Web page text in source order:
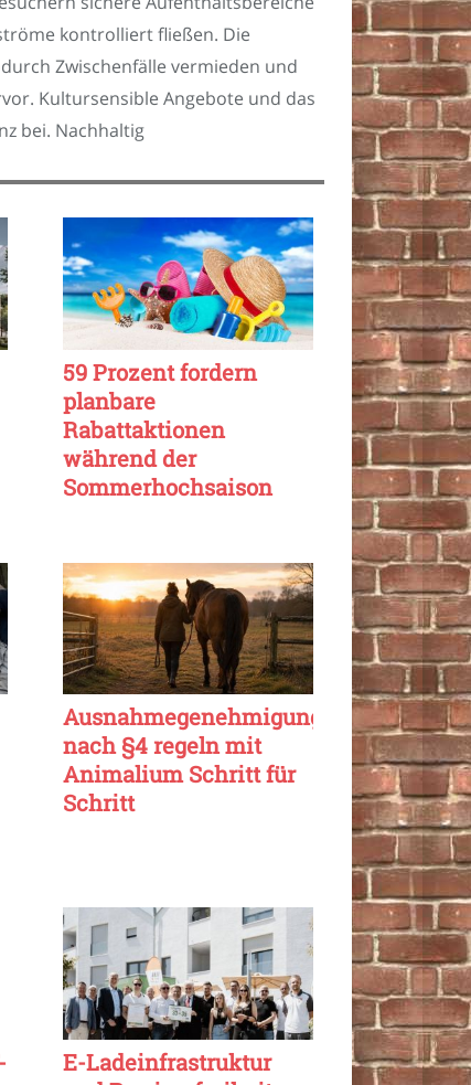
kontrolliert fließen. Die
Zwischenfälle vermieden und
Kultursensible Angebote und das
bei. Nachhaltig
59 Prozent fordern
planbare
Rabattaktionen
während der
Sommerhochsaison
Ausnahmegenehmigung
nach §4 regeln mit
Animalium Schritt für
Schritt
E-Ladeinfrastruktur